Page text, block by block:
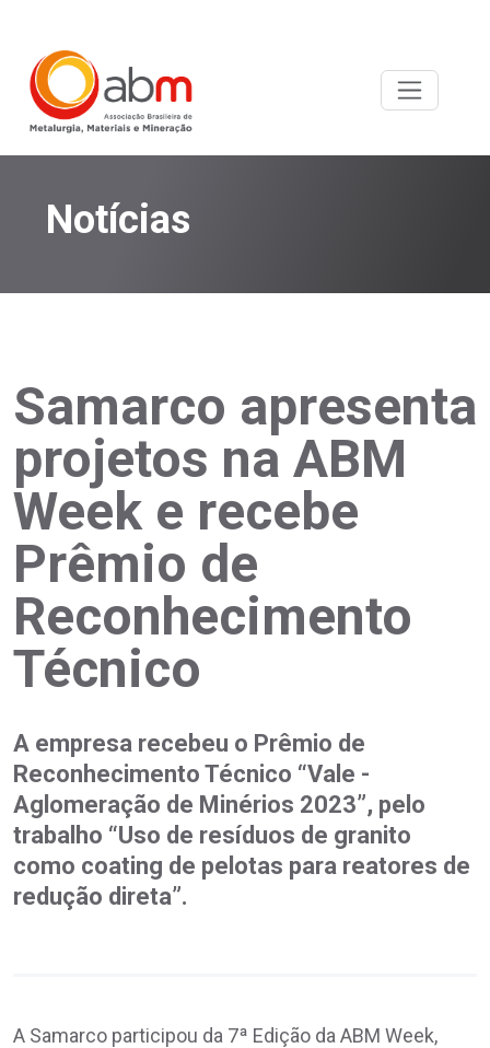
Notícias
Samarco apresenta
projetos na ABM
Week e recebe
Prêmio de
Reconhecimento
Técnico
A empresa recebeu o Prêmio de
Reconhecimento Técnico “Vale -
Aglomeração de Minérios 2023”, pelo
trabalho “Uso de resíduos de granito
como coating de pelotas para reatores de
redução direta”.
A Samarco participou da 7ª Edição da ABM Week,